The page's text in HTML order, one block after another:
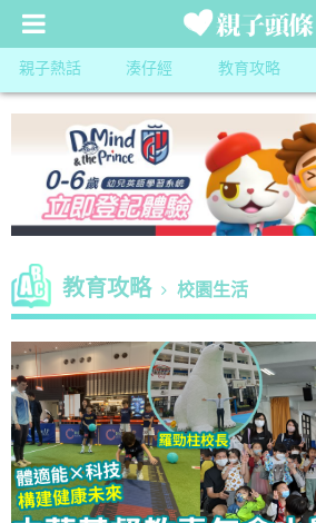
親子熱話 湊仔經 教育攻略
教育攻略 校園生活